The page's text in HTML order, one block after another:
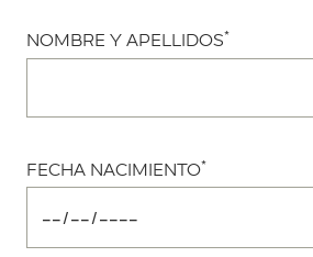
NOMBRE Y APELLIDOS*
FECHA NACIMIENTO*